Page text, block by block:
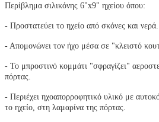
Περίβλημα σιλικόνης 6"x9" ηχείου όπου:
- Προστατεύει το ηχείο από σκόνες και νερά.
- Απομονώνει τον ήχο μέσα σε "κλειστό
- Το μπροστινό κομμάτι "σφραγίζει"
πόρτας.
- Περιέχει ηχοαπορροφητικό υλικό με
το ηχείο, στη λαμαρίνα της πόρτας.